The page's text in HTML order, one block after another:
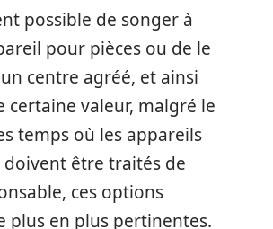
possible de songer à
pour pièces ou de le
centre agréé, et ainsi
certaine valeur, malgré le
temps où les appareils
être traités de
ces options
plus en plus pertinentes.